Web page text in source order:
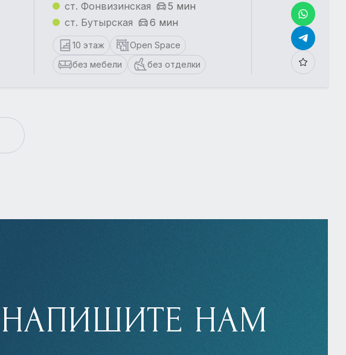
ст. Фонвизинская
5 мин
ст. Бутырская
6 мин
10 этаж
Open Space
без мебели
без отделки
НАПИШИТЕ НАМ